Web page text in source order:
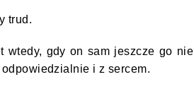
trud.
wtedy, gdy on sam jeszcze go nie
i z sercem.